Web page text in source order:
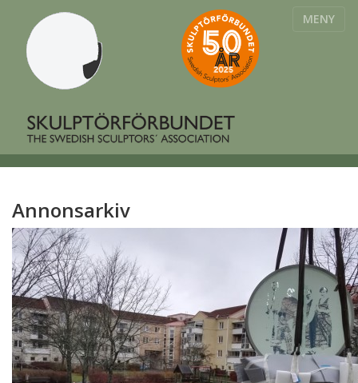
MENY
Annonsarkiv